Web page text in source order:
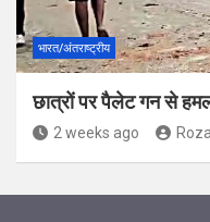
भारत/अंतराष्ट्रीय
छात्रों पर पैलेट गन से
2 weeks ago